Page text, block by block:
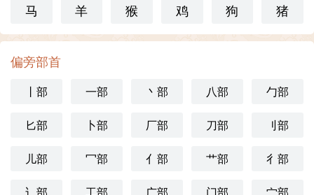
马
羊 猴 鸡 狗 猪
偏旁部首
丨部 一部 丶部 八部 勹部
匕部 卜部 厂部 刀部 刂部
儿部 冖部 亻部 艹部 彳部